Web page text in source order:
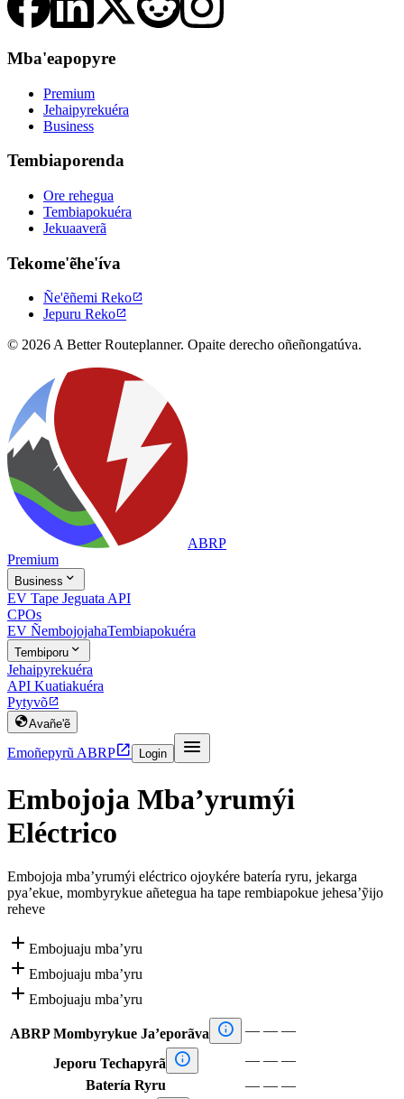
Mba'eapopyre
Premium
Jehaipyrekuéra
Business
Tembiaporenda
Ore rehegua
Tembiapokuéra
Jekuaaverã
Tekome'ẽhe'íva
Ñe'ẽñemi Reko
Jepuru Reko
© 2026 A Better Routeplanner. Opaite derecho oñeñongatúva.
ABRP
Premium
Business 
EV Tape Jeguata API
CPOs
EV ÑembojojahaTembiapokuéra
Tembiporu 
Jehaipyrekuéra
API Kuatiakuéra
Pytyvõ
Avañe'ẽ
Emoñepyrũ ABRP Login 
Embojoja Mba’yrumýi
Eléctrico
Embojoja mba’yrumýi eléctrico ojoykére batería ryru, jekarga
pya’ekue, mombyrykue añetegua ha tape rembiapokue jehesa’ỹijo
reheve
 Embojuaju mba’yru
 Embojuaju mba’yru
 Embojuaju mba’yru
ABRP Mombyrykue Ja’eporãva  — — —
Jeporu Techapyrã  — — —
Batería Ryru
— — —